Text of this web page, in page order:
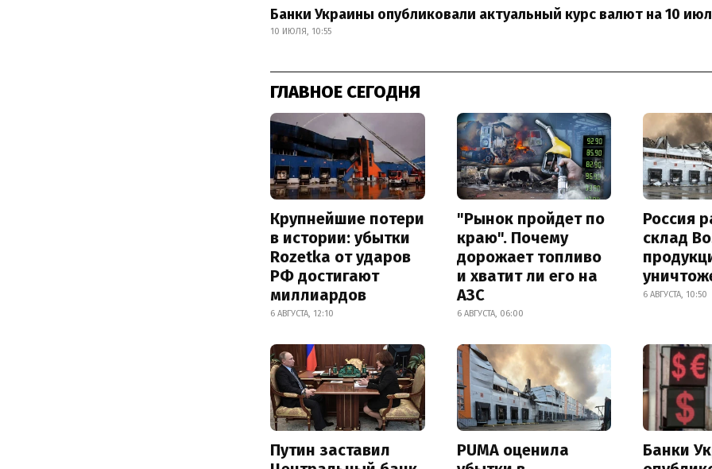
Банки Украины опубликовали актуальный курс валют на 10
10 ИЮЛЯ, 10:55
ГЛАВНОЕ СЕГОДНЯ
Крупнейшие потери
в истории: убытки
Rozetka от ударов
РФ достигают
миллиардов
6 АВГУСТА, 12:10
"Рынок пройдет по
краю". Почему
дорожает топливо
и хватит ли его на
АЗС
6 АВГУСТА, 06:00
Россия
склад
6 АВГУСТА, 10:50
Путин заставил
PUMA оценила
Банки